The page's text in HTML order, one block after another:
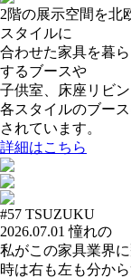
2階の展示空間を北
スタイルに
合わせた家具を暮
するブースや
子供室、床座リビ
各スタイルのブー
されています。
詳細はこちら
#57 TSUZUKU
2026.07.01 憧れの
私がこの家具業界
時は右も左も分か